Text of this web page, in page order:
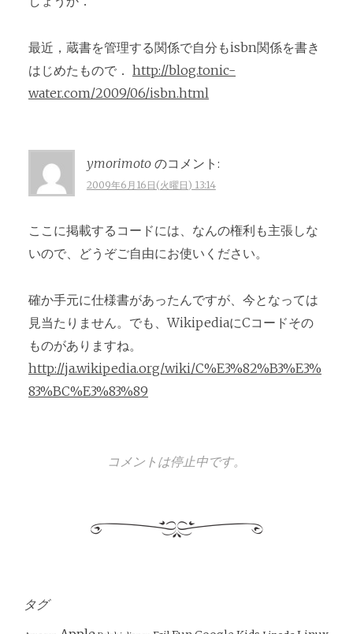
最近，蔵書を管理する関係で自分もisbn関係を書き
はじめたもので． http://blog.tonic-
water.com/2009/06/isbn.html
ymorimoto のコメント:
2009年6月16日(火曜日) 13:14
ここに掲載するコードには、なんの権利も主張しな
いので、どうぞご自由にお使いください。
確か手元に仕様書があったんですが、今となっては
見当たりません。でも、WikipediaにCコードその
ものがありますね。
http://ja.wikipedia.org/wiki/C%E3%82%B3%E3%
83%BC%E3%83%89
コメントは停止中です。
タグ